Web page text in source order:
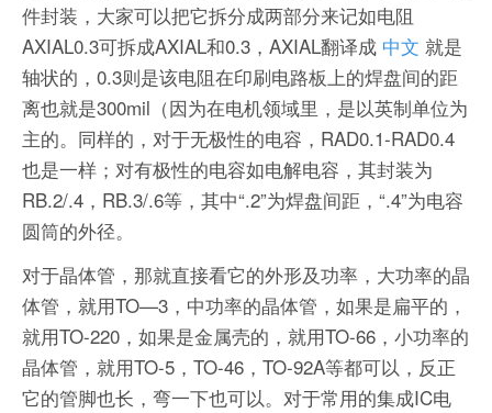
件封装，大家可以把它拆分成两部分来记如电阻
AXIAL0.3可拆成AXIAL和0.3，AXIAL翻译成 中文 就是
轴状的，0.3则是该电阻在印刷电路板上的焊盘间的距
离也就是300mil（因为在电机领域里，是以英制单位为
主的。同样的，对于无极性的电容，RAD0.1-RAD0.4
也是一样；对有极性的电容如电解电容，其封装为
RB.2/.4，RB.3/.6等，其中“.2”为焊盘间距，“.4”为电容
圆筒的外径。
对于晶体管，那就直接看它的外形及功率，大功率的晶
体管，就用TO—3，中功率的晶体管，如果是扁平的，
就用TO-220，如果是金属壳的，就用TO-66，小功率的
晶体管，就用TO-5，TO-46，TO-92A等都可以，反正
它的管脚也长，弯一下也可以。对于常用的集成IC电